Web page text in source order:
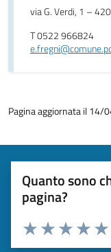
via G. Verdi, 1 –
T 0522 966824
Pagina aggiornata il 14/
Quanto sono
pagina?
Valuta
Valuta 3
Valuta 2 stelle
Valuta 1 stelle su 5